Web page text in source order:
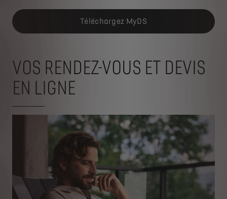
Téléchargez MyDS
VOS RENDEZ-VOUS ET DEVIS
EN LIGNE